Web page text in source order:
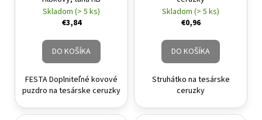
Skladom (> 5 ks)
€3,84
DO KOŠÍKA
FESTA Doplniteľné kovové
puzdro na tesárske ceruzky
Skladom (> 5 ks)
€0,96
DO KOŠÍKA
Struhátko na tesárske
ceruzky